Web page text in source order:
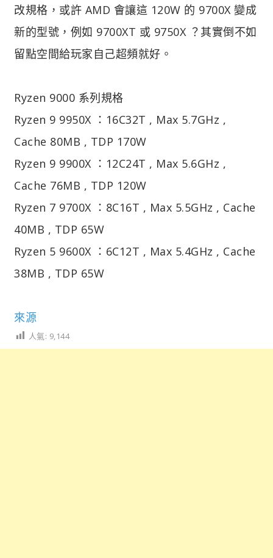
改規格，或許 AMD 會讓這 120W 的 9700X 變成
新的型號，例如 9700XT 或 9750X ？其實倒不如
留點空間給玩家自己超頻就好。
Ryzen 9000 系列規格
Ryzen 9 9950X ：16C32T , Max 5.7GHz ,
Cache 80MB , TDP 170W
Ryzen 9 9900X ：12C24T , Max 5.6GHz ,
Cache 76MB , TDP 120W
Ryzen 7 9700X ：8C16T , Max 5.5GHz , Cache
40MB , TDP 65W
Ryzen 5 9600X ：6C12T , Max 5.4GHz , Cache
38MB , TDP 65W
來源
人氣: 9,144